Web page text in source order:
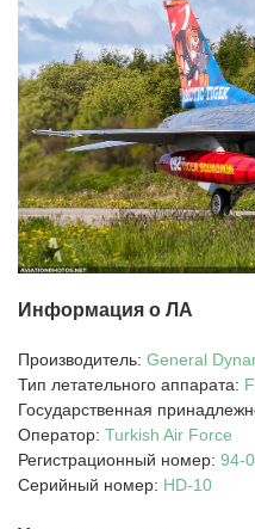
Информация о ЛА
Производитель: General
Тип летательного аппарата:
Государственная
Оператор: Turkish Air Force
Регистрационный номер: 94-
Серийный номер: HD-10